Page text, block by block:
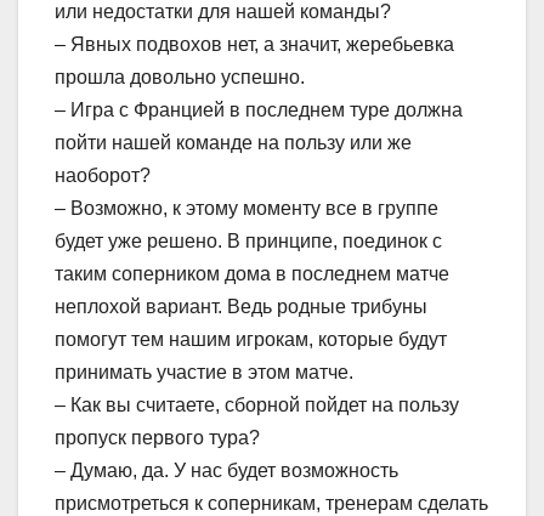
или недостатки для нашей команды?
– Явных подвохов нет, а значит, жеребьевка
прошла довольно успешно.
– Игра с Францией в последнем туре должна
пойти нашей команде на пользу или же
наоборот?
– Возможно, к этому моменту все в группе
будет уже решено. В принципе, поединок с
таким соперником дома в последнем матче
неплохой вариант. Ведь родные трибуны
помогут тем нашим игрокам, которые будут
принимать участие в этом матче.
– Как вы считаете, сборной пойдет на пользу
пропуск первого тура?
– Думаю, да. У нас будет возможность
присмотреться к соперникам, тренерам сделать